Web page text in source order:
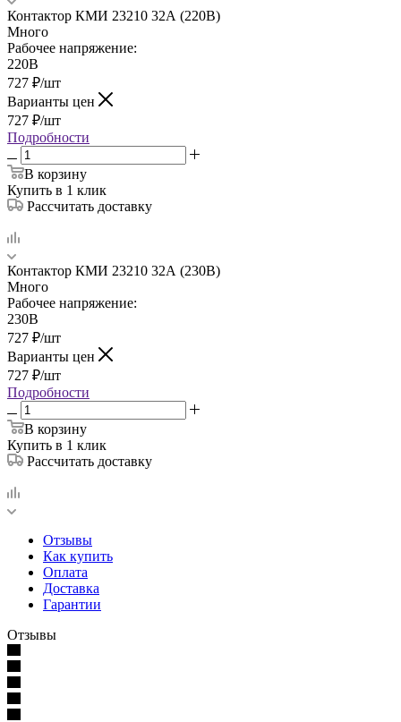
Контактор КМИ 23210 32А (220В)
Много
Рабочее напряжение:
220В
727 ₽/шт
Варианты цен
727 ₽/шт
Подробности
В корзину
Купить в 1 клик
Рассчитать доставку
Контактор КМИ 23210 32А (230В)
Много
Рабочее напряжение:
230В
727 ₽/шт
Варианты цен
727 ₽/шт
Подробности
В корзину
Купить в 1 клик
Рассчитать доставку
Отзывы
Как купить
Оплата
Доставка
Гарантии
Отзывы